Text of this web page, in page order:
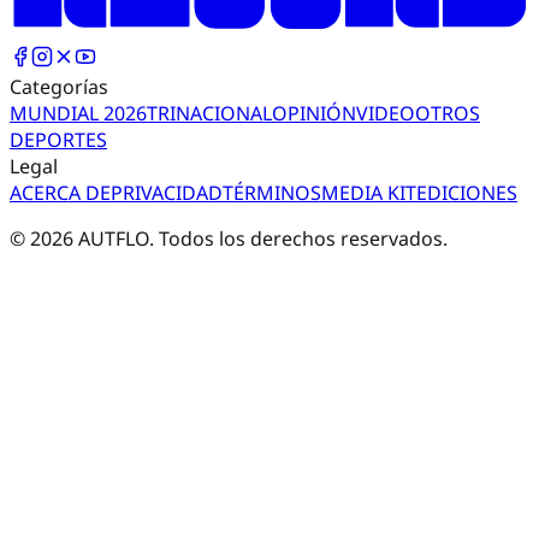
Categorías
MUNDIAL 2026TRINACIONALOPINIÓNVIDEOOTROS
DEPORTES
Legal
ACERCA DEPRIVACIDADTÉRMINOSMEDIA KITEDICIONES
©2026AUTFLO. Todos los derechos reservados.